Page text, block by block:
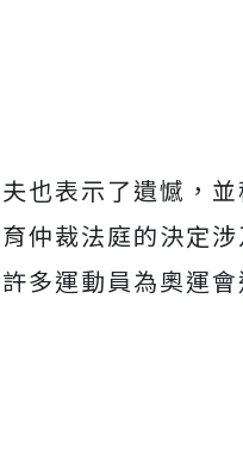
也表示了遺憾，
仲裁法庭的決定
多運動員為奧運